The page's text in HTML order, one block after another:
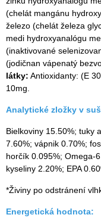
(chelát mangánu
železo (chelát železa
medi hydroxyanalógu
(inaktivované
(jodičnan vápenatý
látky: Antioxidanty: (E
10mg.
Analytické zložky v
Bielkoviny 15.50%; tuky
7.60%; vápnik 0.70%;
horčík 0.095%; Omega-
kyseliny 2.20%; EPA
*Živiny po odstránení
Energetická hodnota: